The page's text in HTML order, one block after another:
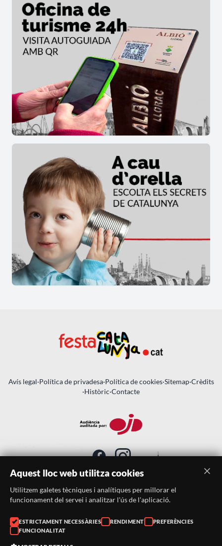
Avís legal·Política de privadesa·Política de cookies·Sitemap·Crèdits
·Històric·Contacte
SUBSCRIU-TE AL BUTLLETÍ
Telèfon:
938046359
Correu:
Aquest lloc web utilitza cookies
Utilitzem galetes tècniques i analítiques per millorar el
funcionament del servei i analitzar l'ús de l'aplicació.
ESTRICTAMENT NECESSÀRIES RENDIMENT
PREFERÈNCIES
FUNCIONALITAT